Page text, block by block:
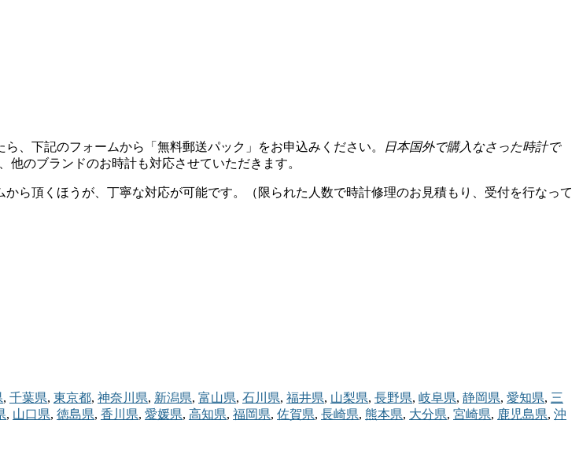
、下記のフォームから「無料郵送パック」をお申込みください。
日本国外で購入なさった時計で
他のブランドのお時計も対応させていただきます。
ら頂くほうが、丁寧な対応が可能です。（限られた人数で時計修理のお見積もり、受付を行なって
, 千葉県, 東京都, 神奈川県, 新潟県, 富山県, 石川県, 福井県, 山梨県, 長野県, 岐阜県, 静岡県, 愛知県, 三
, 山口県, 徳島県, 香川県, 愛媛県, 高知県, 福岡県, 佐賀県, 長崎県, 熊本県, 大分県, 宮崎県, 鹿児島県, 沖